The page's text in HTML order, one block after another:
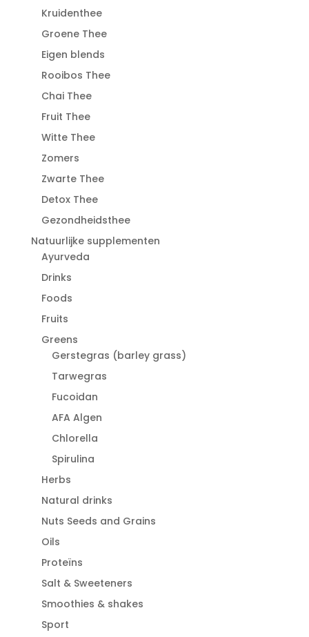
Kruidenthee
Groene Thee
Eigen blends
Rooibos Thee
Chai Thee
Fruit Thee
Witte Thee
Zomers
Zwarte Thee
Detox Thee
Gezondheidsthee
Natuurlijke supplementen
Ayurveda
Drinks
Foods
Fruits
Greens
Gerstegras (barley grass)
Tarwegras
Fucoidan
AFA Algen
Chlorella
Spirulina
Herbs
Natural drinks
Nuts Seeds and Grains
Oils
Proteïns
Salt & Sweeteners
Smoothies & shakes
Sport